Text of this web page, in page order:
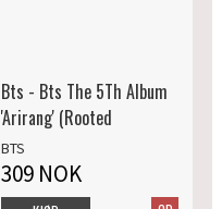
Bts - Bts The 5Th Album
'Arirang' (Rooted
BTS
309 NOK